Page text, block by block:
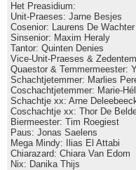
Het Preasidium:
Unit-Praeses: Jarne Besjes
Cosenior: Laurens De Wachter
Sinsenior: Maxim Heraly
Tantor: Quinten Denies
Vice-Unit-Praeses &
Quaestor & Temmermeester:
Schachtjetemmer: Marlies
Coschachtjetemmer: Marie-
Schachtje xx: Arne
Coschachtje xx: Thor De
Biermeester: Tim Roegiest
Paus: Jonas Saelens
Mega Mindy: Ilias El Attabi
Chiarazard: Chiara Van Edom
Nix: Danika Thijs